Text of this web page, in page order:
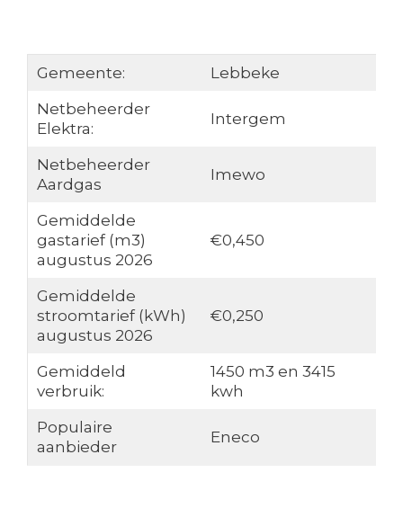
Gemeente:
Lebbeke
Netbeheerder
Elektra:
Intergem
Netbeheerder
Aardgas
Imewo
Gemiddelde
gastarief (m3)
augustus 2026
€0,450
Gemiddelde
stroomtarief (kWh)
augustus 2026
€0,250
Gemiddeld
verbruik:
1450 m3 en 3415
kwh
Populaire
aanbieder
Eneco